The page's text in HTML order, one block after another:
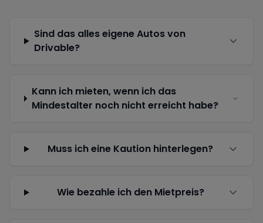
Sind das alles eigene Autos von
Drivable?
Kann ich mieten, wenn ich das
Mindestalter noch nicht erreicht habe?
Muss ich eine Kaution hinterlegen?
Wie bezahle ich den Mietpreis?